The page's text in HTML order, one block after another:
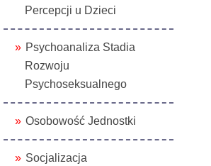
Percepcji u Dzieci
Psychoanaliza Stadia
Rozwoju
Psychoseksualnego
Osobowość Jednostki
Socjalizacja